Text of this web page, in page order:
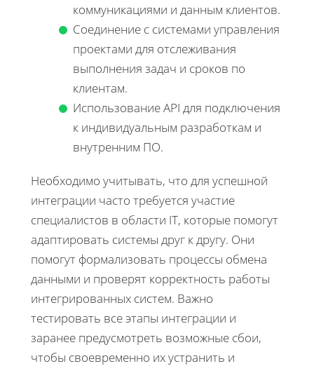
коммуникациями и данным клиентов.
Соединение с системами управления
проектами для отслеживания
выполнения задач и сроков по
клиентам.
Использование API для подключения
к индивидуальным разработкам и
внутренним ПО.
Необходимо учитывать, что для успешной
интеграции часто требуется участие
специалистов в области IT, которые помогут
адаптировать системы друг к другу. Они
помогут формализовать процессы обмена
данными и проверят корректность работы
интегрированных систем. Важно
тестировать все этапы интеграции и
заранее предусмотреть возможные сбои,
чтобы своевременно их устранить и